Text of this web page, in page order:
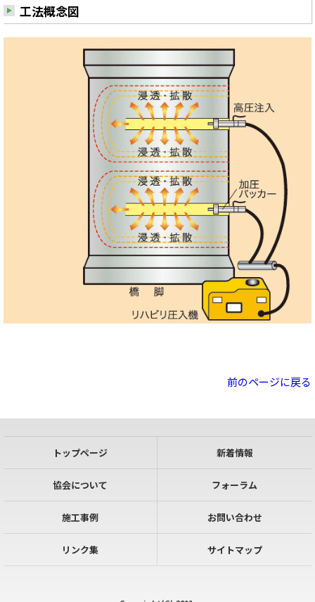
工法概念図
前のページに戻る
トップページ 新着情報
協会について フォーラム
施工事例 お問い合わせ
リンク集 サイトマップ